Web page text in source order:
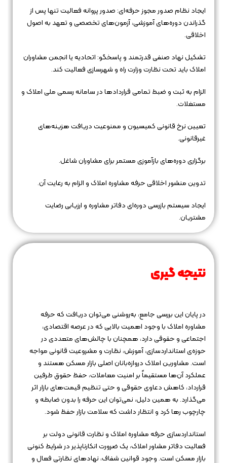
ایجاد نظام صدور مجوز حرفه‌ای: صدور پروانه فعالیت تنها پس از
گذراندن دوره‌های آموزشی، آزمون‌های تخصصی و تعهد به اصول
اخلاقی.
تشکیل نهاد صنفی قدرتمند و پاسخگو: اتحادیه یا انجمن مشاوران
املاک باید تحت نظارت وزارت راه و شهرسازی فعالیت کند.
الزام به ثبت و ضبط تمامی قراردادها در سامانه‌ رسمی ملی املاک و
مستغلات.
تعیین نرخ قانونی کمیسیون و ممنوعیت دریافت هزینه‌های
غیرقانونی.
برگزاری دوره‌های بازآموزی مستمر برای مشاوران شاغل.
تدوین منشور اخلاقی حرفه مشاوره املاک و الزام به رعایت آن.
ایجاد سیستم بازرسی دوره‌ای دفاتر مشاوره و ارزیابی رضایت
مشتریان.
نتیجه‌ گیری
در پایان این بررسی جامع، به‌روشنی می‌توان دریافت که حرفه
مشاوره املاک با وجود اهمیت بالایی که در عرصه اقتصادی،
اجتماعی و حقوقی دارد، همچنان با چالش‌های متعددی در
حوزه‌ی استانداردسازی، آموزش، نظارت و مشروعیت قانونی مواجه
است. مشاورین املاک دروازه‌بانان اصلی بازار مسکن هستند و
عملکرد آن‌ها مستقیماً بر امنیت معاملات، حفظ حقوق طرفین
قرارداد، کاهش دعاوی حقوقی و حتی تنظیم قیمت‌های بازار اثر
می‌گذارد. به همین دلیل، نمی‌توان این حرفه را بدون ضابطه و
چارچوب رها کرد و انتظار داشت که سلامت بازار حفظ شود.
استانداردسازی حرفه مشاوره املاک و نظارت قانونی دولت بر
فعالیت دفاتر مشاور املاک، یک ضرورت انکارناپذیر در شرایط کنونی
بازار مسکن است. وجود قوانین شفاف، نهادهای نظارتی فعال و